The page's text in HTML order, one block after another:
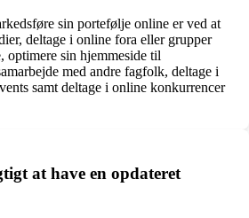
sin portefølje online er ved at
deltage i online fora eller grupper
optimere sin hjemmeside til
med andre fagfolk, deltage i
samt deltage i online konkurrencer
at have en opdateret